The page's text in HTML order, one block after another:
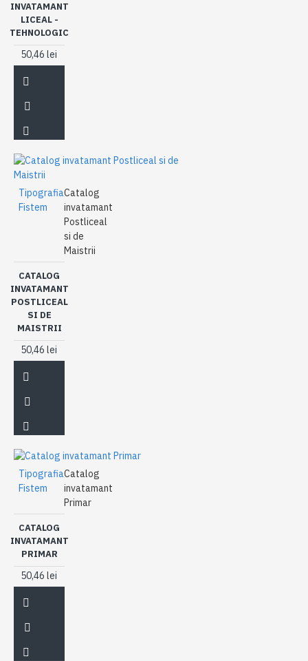
INVATAMANT
LICEAL -
TEHNOLOGIC
50,46 lei
Tipografia
Fistem
Catalog
invatamant
Postliceal
si de
Maistrii
CATALOG
INVATAMANT
POSTLICEAL
SI DE
MAISTRII
50,46 lei
Tipografia
Fistem
Catalog
invatamant
Primar
CATALOG
INVATAMANT
PRIMAR
50,46 lei